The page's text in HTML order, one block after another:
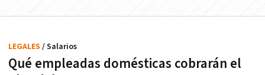
Qué empleadas domésticas cobrarán el
LEGALES / Salarios